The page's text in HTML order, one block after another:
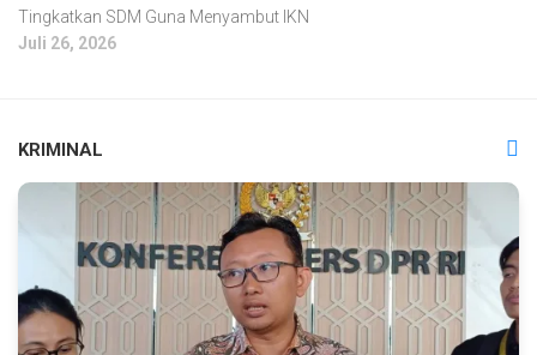
Tingkatkan SDM Guna Menyambut IKN
Juli 26, 2026
KRIMINAL